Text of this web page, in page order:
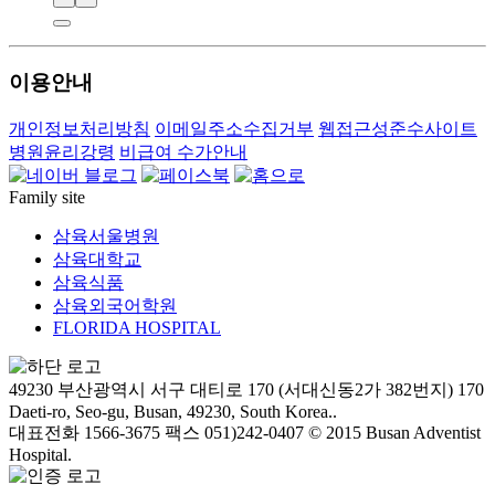
이용안내
개인정보처리방침 이메일주소수집거부 웹접근성준수사이트
병원윤리강령 비급여 수가안내
Family site
삼육서울병원
삼육대학교
삼육식품
삼육외국어학원
FLORIDA HOSPITAL
49230 부산광역시 서구 대티로 170 (서대신동2가 382번지) 170
Daeti-ro, Seo-gu, Busan, 49230, South Korea..
대표전화 1566-3675 팩스 051)242-0407 © 2015 Busan Adventist
Hospital.